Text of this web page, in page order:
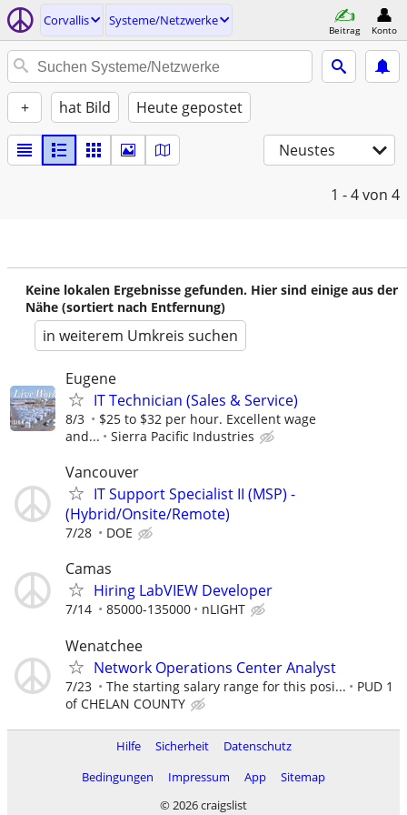
Corvallis Systeme/Netzwerke
Beitrag Konto
+ hat Bild Heute gepostet
Neustes
1 - 4von 4
Keine lokalen Ergebnisse gefunden. Hier sind einige aus der
Nähe (sortiert nach Entfernung)
in weiterem Umkreis suchen
Eugene
IT Technician (Sales & Service)
8/3
$25 to $32 per hour. Excellent wage
and...
Sierra Pacific Industries
Vancouver
IT Support Specialist II (MSP) -
(Hybrid/Onsite/Remote)
7/28 DOE
Camas
Hiring LabVIEW Developer
7/14 85000-135000 nLIGHT
Wenatchee
Network Operations Center Analyst
7/23 The starting salary range for this posi...
PUD 1
of CHELAN COUNTY
Hilfe Sicherheit
Datenschutz
Bedingungen
Impressum App
Sitemap
© 2026 craigslist